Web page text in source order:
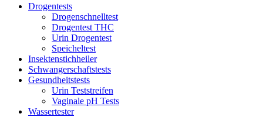
Drogentests
Drogenschnelltest
Drogentest THC
Urin Drogentest
Speicheltest
Insektenstichheiler
Schwangerschaftstests
Gesundheitstests
Urin Teststreifen
Vaginale pH Tests
Wassertester